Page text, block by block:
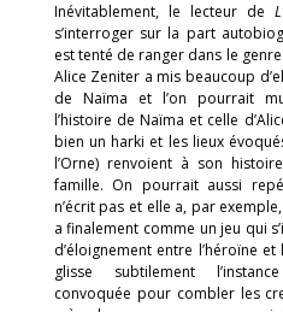
Inévitablement, le lecteur de
s’interroger sur la part
est tenté de ranger dans le
Alice Zeniter a mis beaucoup
de Naïma et l’on pourrait
l’histoire de Naïma et celle
bien un harki et les lieux
l’Orne) renvoient à son
famille. On pourrait aussi
n’écrit pas et elle a, par
a finalement comme un jeu qui
d’éloignement entre l’héroïne
glisse subtilement
convoquée pour combler les